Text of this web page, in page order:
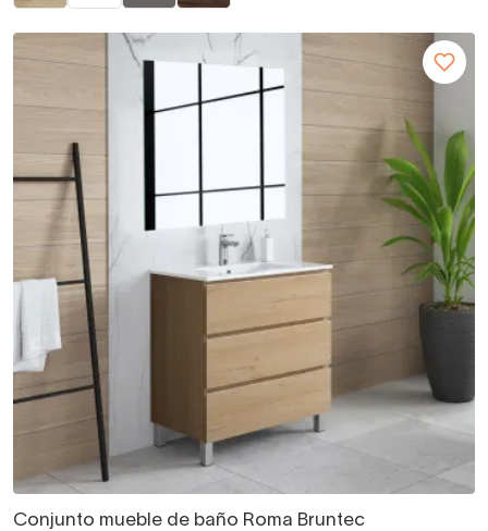
Conjunto mueble de baño Roma Bruntec